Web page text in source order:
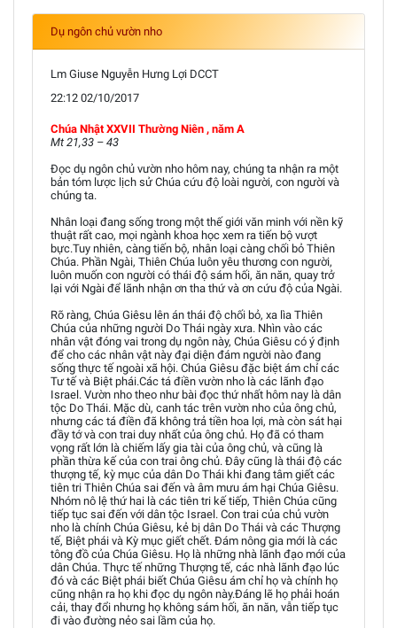
Dụ ngôn chủ vườn nho
Lm Giuse Nguyễn Hưng Lợi DCCT
22:12 02/10/2017
Chúa Nhật XXVII Thường Niên , năm A
Mt 21,33 – 43
Đọc dụ ngôn chủ vườn nho hôm nay, chúng ta nhận ra một
bản tóm lược lịch sử Chúa cứu độ loài người, con người và
chúng ta.
Nhân loại đang sống trong một thế giới văn minh với nền kỹ
thuật rất cao, mọi ngành khoa học xem ra tiến bộ vượt
bực.Tuy nhiên, càng tiến bộ, nhân loại càng chối bỏ Thiên
Chúa. Phần Ngài, Thiên Chúa luôn yêu thương con người,
luôn muốn con người có thái độ sám hối, ăn năn, quay trở
lại với Ngài để lãnh nhận ơn tha thứ và ơn cứu độ của Ngài.
Rõ ràng, Chúa Giêsu lên án thái độ chối bỏ, xa lìa Thiên
Chúa của những người Do Thái ngày xưa. Nhìn vào các
nhân vật đóng vai trong dụ ngôn này, Chúa Giêsu có ý định
để cho các nhân vật này đại diện đám người nào đang
sống thực tế ngoài xã hội. Chúa Giêsu đặc biệt ám chỉ các
Tư tế và Biệt phái.Các tá điền vườn nho là các lãnh đạo
Israel. Vườn nho theo như bài đọc thứ nhất hôm nay là dân
tộc Do Thái. Mặc dù, canh tác trên vườn nho của ông chủ,
nhưng các tá điền đã không trả tiền hoa lợi, mà còn sát hại
đầy tớ và con trai duy nhất của ông chủ. Họ đã có tham
vọng rất lớn là chiếm lấy gia tài của ông chủ, và cũng là
phần thừa kế của con trai ông chủ. Đây cũng là thái độ các
thượng tế, kỳ mục của dân Do Thái khi đang tâm giết các
tiên tri Thiên Chúa sai đến và âm mưu ám hại Chúa Giêsu.
Nhóm nô lệ thứ hai là các tiên tri kế tiếp, Thiên Chúa cũng
tiếp tục sai đến với dân tộc Israel. Con trai của chủ vườn
nho là chính Chúa Giêsu, kẻ bị dân Do Thái và các Thượng
tế, Biệt phái và Kỳ mục giết chết. Đám nông gia mới là các
tông đồ của Chúa Giêsu. Họ là những nhà lãnh đạo mới của
dân Chúa. Thực tế những Thượng tế, các nhà lãnh đạo lúc
đó và các Biệt phái biết Chúa Giêsu ám chỉ họ và chính họ
cũng nhận ra họ khi đọc dụ ngôn này.Đáng lẽ họ phải hoán
cải, thay đổi nhưng họ không sám hối, ăn năn, vẫn tiếp tục
đi vào đường nẻo sai lầm của họ.